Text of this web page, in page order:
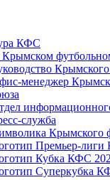
КФС
менеджер
служба
Крымского
Премьер-
Кубка КФС
Суперкубка